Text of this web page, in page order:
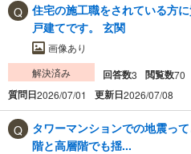
住宅の施工職をされている方
戸建てです。 玄関
画像あり
解決済み
回答数3 閲覧数70
質問日2026/07/01 更新日2026/07/08
タワーマンションでの地震っ
階と高層階でも揺...